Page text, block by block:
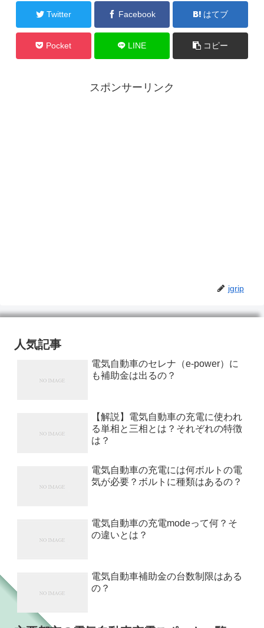
Twitter Facebook はてブ
Pocket LINE コピー
スポンサーリンク
jgrip
人気記事
電気自動車のセレナ（e-power）に
も補助金は出るの？
【解説】電気自動車の充電に使われ
る単相と三相とは？それぞれの特徴
は？
電気自動車の充電には何ボルトの電
気が必要？ボルトに種類はあるの？
電気自動車の充電modeって何？そ
の違いとは？
電気自動車補助金の台数制限はある
の？